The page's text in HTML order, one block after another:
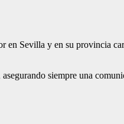
en Sevilla y en su provincia
asegurando siempre una